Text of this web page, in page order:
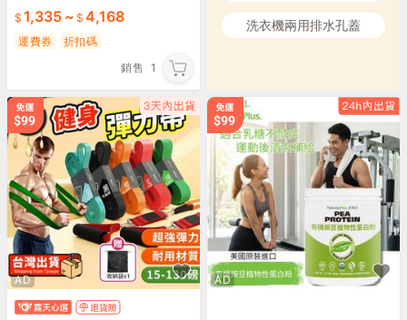
1,335 ~ 4,168
運費券
折扣碼
銷售 1
洗衣機兩用排水孔蓋
AD AD